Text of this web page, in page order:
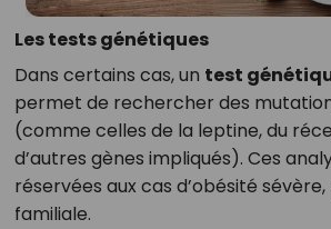
Les tests génétiques
Dans certains cas, un test
permet de rechercher des
(comme celles de la leptine, du
d’autres gènes impliqués). Ces
réservées aux cas d’obésité
familiale.